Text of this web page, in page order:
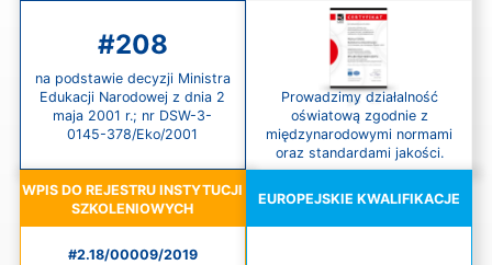
#208
na podstawie decyzji Ministra
Edukacji Narodowej z dnia 2
maja 2001 r.; nr DSW-3-
0145-378/Eko/2001
Prowadzimy działalność
oświatową zgodnie z
międzynarodowymi normami
oraz standardami jakości.
WPIS DO REJESTRU INSTYTUCJI
SZKOLENIOWYCH
#2.18/00009/2019
EUROPEJSKIE KWALIFIKACJE